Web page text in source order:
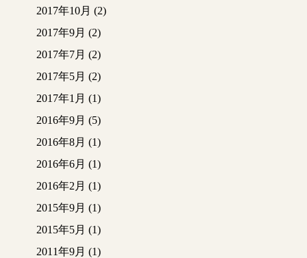
2017年10月 (2)
2017年9月 (2)
2017年7月 (2)
2017年5月 (2)
2017年1月 (1)
2016年9月 (5)
2016年8月 (1)
2016年6月 (1)
2016年2月 (1)
2015年9月 (1)
2015年5月 (1)
2011年9月 (1)